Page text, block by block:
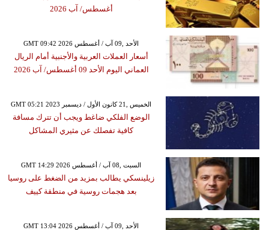
أغسطس/ آب 2026
GMT 09:42 2026 الأحد ,09 آب / أغسطس
أسعار العملات العربية والأجنبية أمام الريال
العماني اليوم الأحد 09 أغسطس/ آب 2026
GMT 05:21 2023 الخميس ,21 كانون الأول / ديسمبر
الوضع الفلكي ضاغط ويجب أن تترك مسافة
كافية تفصلك عن مثيري المشاكل
GMT 14:29 2026 السبت ,08 آب / أغسطس
زيلينسكي يطالب بمزيد من الضغط على روسيا
بعد هجمات روسية في منطقة كييف
GMT 13:04 2026 الأحد ,09 آب / أغسطس